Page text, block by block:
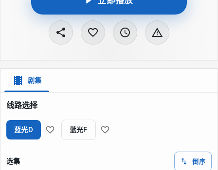
剧集
线路选择
蓝光D 蓝光F
选集 倒序